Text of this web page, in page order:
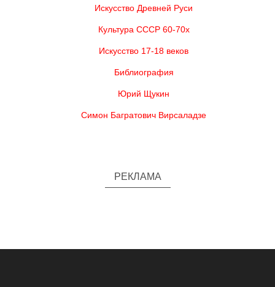
Искусство Древней Руси
Культура СССР 60-70х
Искусство 17-18 веков
Библиография
Юрий Щукин
Симон Багратович Вирсаладзе
РЕКЛАМА